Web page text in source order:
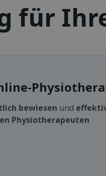
für
bewiesen und
Physiotherapeuten